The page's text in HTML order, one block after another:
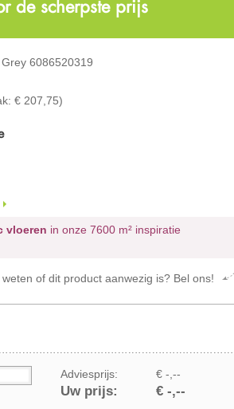
de scherpste prijs
6086520319
€ 207,75)
vloeren in onze 7600 m² inspiratie
of dit product aanwezig is? Bel ons!
Adviesprijs: € -,--
Uw prijs: € -,--